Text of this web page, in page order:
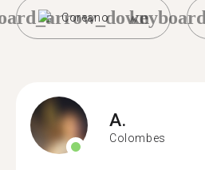
Coreano
A.
Colombes